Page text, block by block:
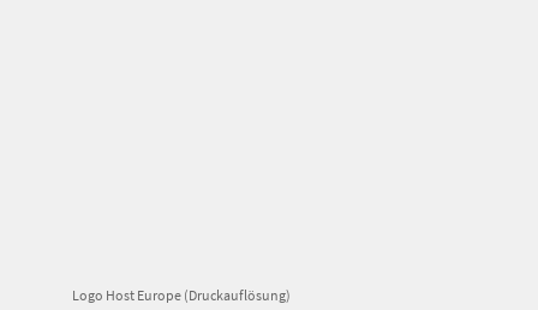
Logo Host Europe (Druckauflösung)